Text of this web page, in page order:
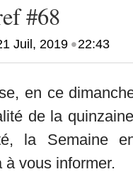
#68
Juil, 2019•22:43
en ce
de la
la Semaine
à vous informer.